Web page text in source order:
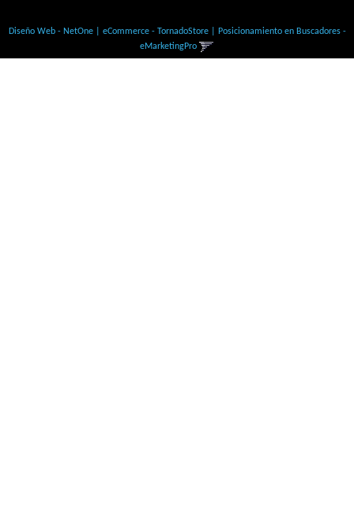
Diseño Web - NetOne| eCommerce - TornadoStore| Posicionamiento en Buscadores -
eMarketingPro